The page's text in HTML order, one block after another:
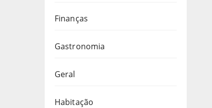
Finanças
Gastronomia
Geral
Habitação